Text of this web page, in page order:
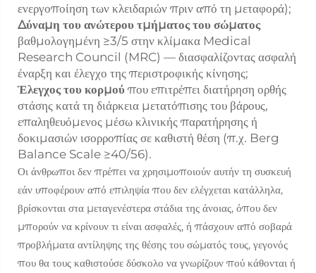
ενεργοποίηση των κλειδαριών πριν από τη μεταφορά);
Δύναμη του ανώτερου τμήματος του σώματος
βαθμολογημένη ≥3/5 στην κλίμακα Medical
Research Council (MRC) — διασφαλίζοντας ασφαλή
έναρξη και έλεγχο της περιστροφικής κίνησης;
Έλεγχος του κορμού που επιτρέπει διατήρηση ορθής
στάσης κατά τη διάρκεια μετατόπισης του βάρους,
επαληθευόμενος μέσω κλινικής παρατήρησης ή
δοκιμασιών ισορροπίας σε καθιστή θέση (π.χ. Berg
Balance Scale ≥40/56).
Οι άνθρωποι δεν πρέπει να χρησιμοποιούν αυτήν τη συσκευή
εάν υποφέρουν από επιληψία που δεν ελέγχεται κατάλληλα,
βρίσκονται στα μεταγενέστερα στάδια της άνοιας, όπου δεν
μπορούν να κρίνουν τι είναι ασφαλές, ή πάσχουν από σοβαρά
προβλήματα αντίληψης της θέσης του σώματός τους, γεγονός
που θα τους καθιστούσε δύσκολο να γνωρίζουν πού κάθονται ή